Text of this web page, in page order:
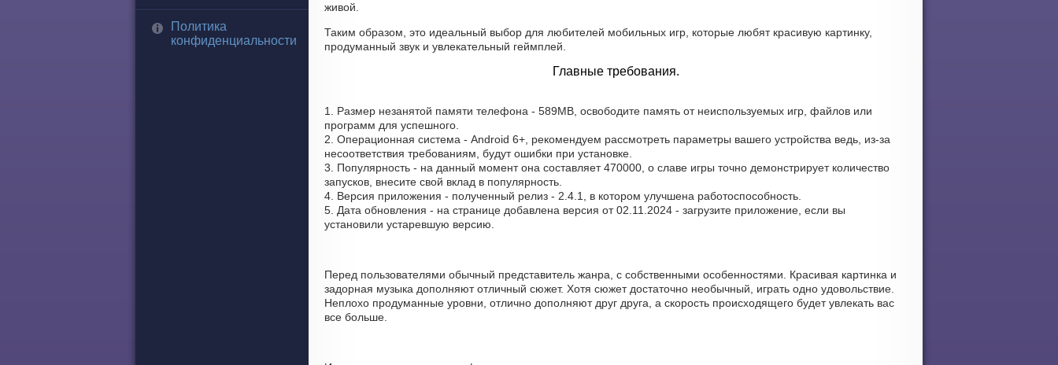
Политика
конфиденциальности
живой.
Таким образом, это идеальный выбор для любителей мобильных игр, которые любят красивую картинку,
продуманный звук и увлекательный геймплей.
Главные требования.
1. Размер незанятой памяти телефона - 589MB, освободите память от неиспользуемых игр, файлов или
программ для успешного.
2. Операционная система - Android 6+, рекомендуем рассмотреть параметры вашего устройства ведь, из-за
несоответствия требованиям, будут ошибки при установке.
3. Популярность - на данный момент она составляет 470000, о cлаве игры точно демонстрирует количество
запусков, внесите свой вклад в популярность.
4. Версия приложения - полученный релиз - 2.4.1, в котором улучшена работоспособность.
5. Дата обновления - на странице добавлена версия от 02.11.2024 - загрузите приложение, если вы
установили устаревшую версию.
Перед пользователями обычный представитель жанра, с собственными особенностями. Красивая картинка и
задорная музыка дополняют отличный сюжет. Хотя сюжет достаточно необычный, играть одно удовольствие.
Неплохо продуманные уровни, отлично дополняют друг друга, а скорость происходящего будет увлекать вас
все больше.